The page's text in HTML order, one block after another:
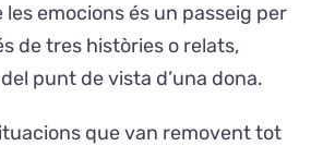
El Cafè del Coro
Teatre del Coro
les emocions és un passeig per
de tres històries o relats,
punt de vista d’una dona.
que van removent tot